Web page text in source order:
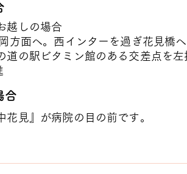
越しの場合
方面へ。西インターを過ぎ花見橋へ
道の駅ビタミン館のある交差点を左
合
花見』が病院の目の前です。